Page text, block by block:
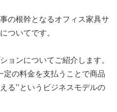
の根幹となるオフィス家具サ
ついてです。
ョンについてご紹介します。
定の料金を支払うことで商品
る’’というビジネスモデルの